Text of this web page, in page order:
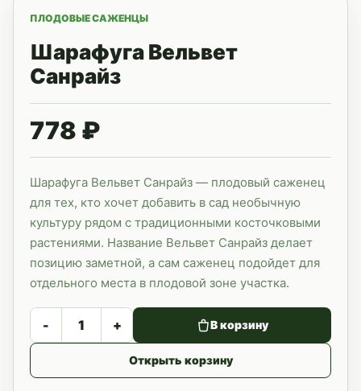
ПЛОДОВЫЕ САЖЕНЦЫ
Шарафуга Вельвет
Санрайз
778 ₽
Шарафуга Вельвет Санрайз — плодовый саженец
для тех, кто хочет добавить в сад необычную
культуру рядом с традиционными косточковыми
растениями. Название Вельвет Санрайз делает
позицию заметной, а сам саженец подойдет для
отдельного места в плодовой зоне участка.
- + В корзину
Открыть корзину